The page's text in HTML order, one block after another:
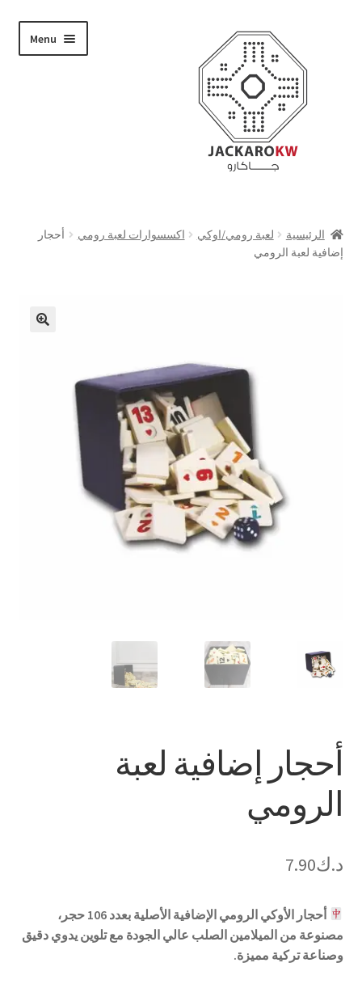
navigation
content
Menu
من نحن
الرئيسية لعبة رومي/اوكي اكسسوارات لعبة رومي
أحجار
إضافية لعبة الرومي
أحجار إضافية لعبة
الرومي
د.ك7.90
أحجار الأوكي الرومي الإضافية الأصلية بعدد 106 حجر،
مصنوعة من الميلامين الصلب عالي الجودة مع تلوين يدوي دقيق
وصناعة تركية مميزة.